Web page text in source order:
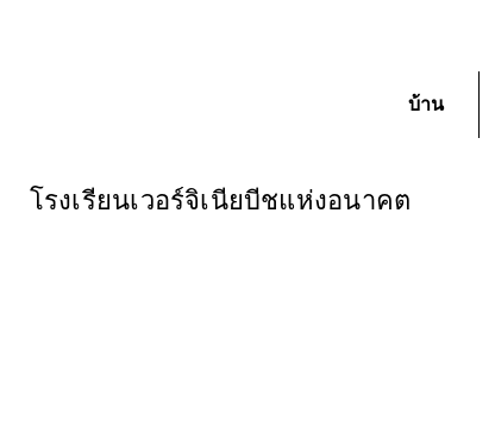
โรงเรียนเวอร์จิเนียบีชแห่งอนาคต
บ้าน